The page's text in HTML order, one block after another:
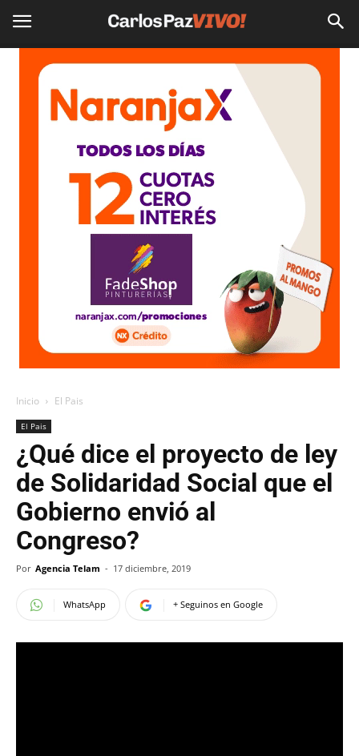
Inicio El Pais
El Pais
¿Qué dice el proyecto de ley
de Solidaridad Social que el
Gobierno envió al
Congreso?
Por Agencia Telam - 17 diciembre, 2019
WhatsApp + Seguinos en Google